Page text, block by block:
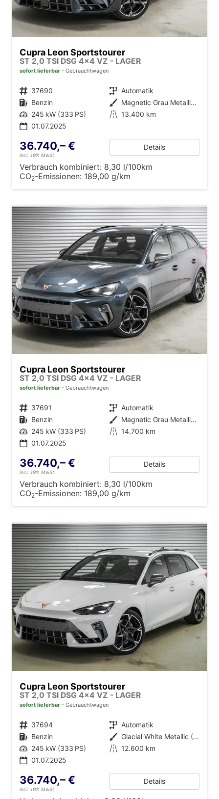
Cupra Leon Sportstourer
ST 2,0 TSI DSG 4x4 VZ - LAGER
sofort lieferbar Gebrauchtwagen
Fahrzeugnr. 37690 Getriebe Automatik
Kraftstoff Benzin Außenfarbe
Magnetic Grau Metallic (S7)
Leistung 245 kW (333 PS) Kilometerstand 13.400 km
01.07.2025
36.740,– €
incl. 19% MwSt.
Details
Verbrauch kombiniert: 8,30 l/100km
CO2-Emissionen: 189,00 g/km
Cupra Leon Sportstourer
ST 2,0 TSI DSG 4x4 VZ - LAGER
sofort lieferbar Gebrauchtwagen
Fahrzeugnr. 37691 Getriebe Automatik
Kraftstoff Benzin Außenfarbe
Magnetic Grau Metallic (S7)
Leistung 245 kW (333 PS) Kilometerstand 14.700 km
01.07.2025
36.740,– €
incl. 19% MwSt.
Details
Verbrauch kombiniert: 8,30 l/100km
CO2-Emissionen: 189,00 g/km
Cupra Leon Sportstourer
ST 2,0 TSI DSG 4x4 VZ - LAGER
sofort lieferbar Gebrauchtwagen
Fahrzeugnr. 37694 Getriebe Automatik
Kraftstoff Benzin Außenfarbe
Glacial White Metallic (2Y)
Leistung 245 kW (333 PS) Kilometerstand 12.600 km
01.07.2025
36.740,– €
incl. 19% MwSt.
Details